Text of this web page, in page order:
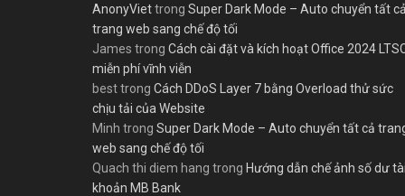
AnonyViettrong Super Dark Mode – Auto chuyển tất cả
trang web sang chế độ tối
James trong Cách cài đặt và kích hoạt Office 2024
miễn phí vĩnh viễn
besttrong Cách DDoS Layer 7 bằng Overload thử sức
chịu tải của Website
Minh trong Super Dark Mode – Auto chuyển tất cả
web sang chế độ tối
Quach thi diem hang trong Hướng dẫn chế ảnh số dư tài
khoản MB Bank